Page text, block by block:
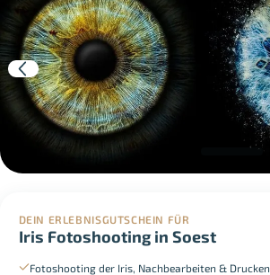
DEIN ERLEBNISGUTSCHEIN FÜR
Iris Fotoshooting in Soest
Fotoshooting der Iris, Nachbearbeiten & Drucken